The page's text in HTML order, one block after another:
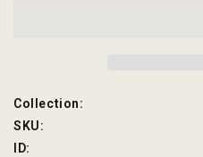
の
数
SKU:
Collection:
SKU:
ID: